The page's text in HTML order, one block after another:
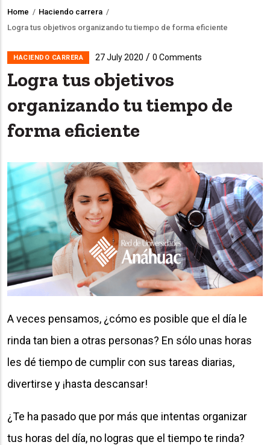
Breadcrumb
Home / Haciendo carrera /
Logra tus objetivos organizando tu tiempo de forma eficiente
HACIENDO CARRERA 27 July 2020 / 0 Comments
Logra tus objetivos
organizando tu tiempo de
forma eficiente
A veces pensamos, ¿cómo es posible que el día le
rinda tan bien a otras personas? En sólo unas horas
les dé tiempo de cumplir con sus tareas diarias,
divertirse y ¡hasta descansar!
¿Te ha pasado que por más que intentas organizar
tus horas del día, no logras que el tiempo te rinda?